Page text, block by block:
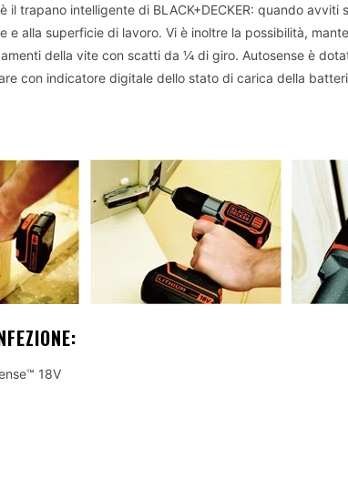
è il trapano intelligente di BLACK+DECKER: quando avviti
e alla superficie di lavoro. Vi è inoltre la possibilità,
della vite con scatti da ¼ di giro. Autosense è
con indicatore digitale dello stato di carica della
18V